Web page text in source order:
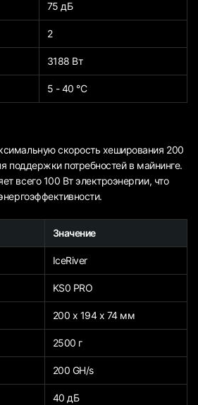
75 дБ
2
3188 Вт
5 - 40 °С
скорость хеширования 200
поддержки потребностей в майнинге.
всего 100 Вт электроэнергии, что
Значение
IceRiver
KS0 PRO
200 х 194 х 74 мм
2500 г
200 GH/s
40 дБ